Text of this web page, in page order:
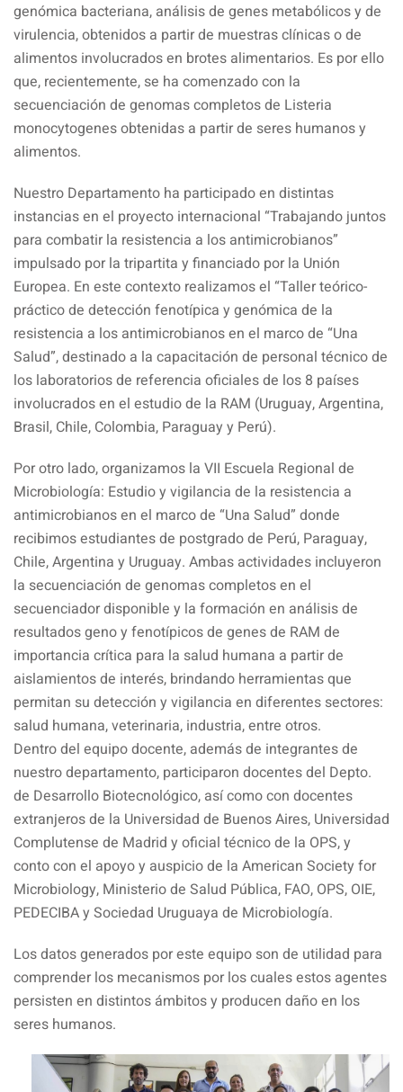
genómica bacteriana, análisis de genes metabólicos y de
virulencia, obtenidos a partir de muestras clínicas o de
alimentos involucrados en brotes alimentarios. Es por ello
que, recientemente, se ha comenzado con la
secuenciación de genomas completos de Listeria
monocytogenes obtenidas a partir de seres humanos y
alimentos.
Nuestro Departamento ha participado en distintas
instancias en el proyecto internacional “Trabajando juntos
para combatir la resistencia a los antimicrobianos”
impulsado por la tripartita y financiado por la Unión
Europea. En este contexto realizamos el “Taller teórico-
práctico de detección fenotípica y genómica de la
resistencia a los antimicrobianos en el marco de “Una
Salud”, destinado a la capacitación de personal técnico de
los laboratorios de referencia oficiales de los 8 países
involucrados en el estudio de la RAM (Uruguay, Argentina,
Brasil, Chile, Colombia, Paraguay y Perú).
Por otro lado, organizamos la VII Escuela Regional de
Microbiología: Estudio y vigilancia de la resistencia a
antimicrobianos en el marco de “Una Salud” donde
recibimos estudiantes de postgrado de Perú, Paraguay,
Chile, Argentina y Uruguay. Ambas actividades incluyeron
la secuenciación de genomas completos en el
secuenciador disponible y la formación en análisis de
resultados geno y fenotípicos de genes de RAM de
importancia crítica para la salud humana a partir de
aislamientos de interés, brindando herramientas que
permitan su detección y vigilancia en diferentes sectores:
salud humana, veterinaria, industria, entre otros.
Dentro del equipo docente, además de integrantes de
nuestro departamento, participaron docentes del Depto.
de Desarrollo Biotecnológico, así como con docentes
extranjeros de la Universidad de Buenos Aires, Universidad
Complutense de Madrid y oficial técnico de la OPS, y
conto con el apoyo y auspicio de la American Society for
Microbiology, Ministerio de Salud Pública, FAO, OPS, OIE,
PEDECIBA y Sociedad Uruguaya de Microbiología.
Los datos generados por este equipo son de utilidad para
comprender los mecanismos por los cuales estos agentes
persisten en distintos ámbitos y producen daño en los
seres humanos.